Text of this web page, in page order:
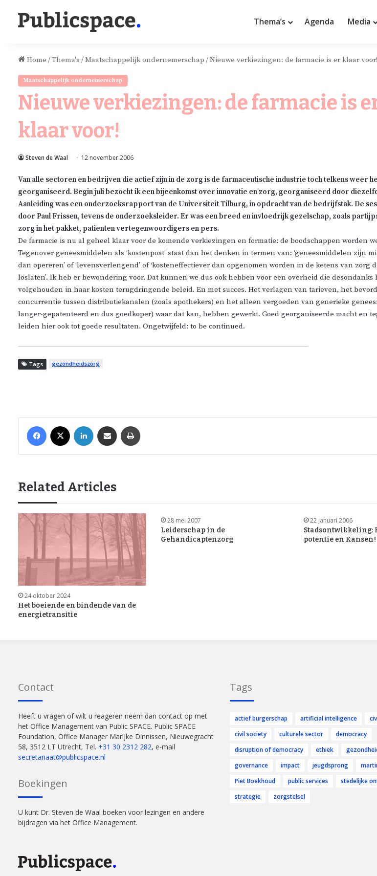
Thema’s Agenda Media
Home /Thema's /Maatschappelijk ondernemerschap /Nieuwe verkiezingen: de farmacie is er klaar voor!
Maatschappelijk ondernemerschap
Nieuwe verkiezingen: de farmacie is
klaar voor!
Steven de Waal 12 november 2006
Van alle sectoren en bedrijven die actief zijn in de zorg is de farmaceutische industrie toch telkens weer
georganiseerd. Begin juli bezocht ik een bijeenkomst over innovatie en zorg, georganiseerd door
Aanleiding was een onderzoeksrapport van de Universiteit Tilburg, in opdracht van de bedrijfstak. De
door Paul Frissen, tevens de onderzoeksleider. Er was een breed en invloedrijk gezelschap, zoals
zorg in het pakket, patienten vertegenwoordigers en pers.
De farmacie is nu al geheel klaar voor de komende verkiezingen en formatie: de boodschappen worden
Tegenover geneesmiddelen als ‘kostenpost’ staat dan het denken in termen van: ‘geneesmiddelen zijn
dan opereren’ of ‘levensverlengend’ of ‘kosteneffectiever dan opgenomen worden in de ketens van zorg
loslaten’. Ik heb er bewondering voor. Dat kunnen we dus ook hebben voor een overheid die desondanks
volgehouden in haar kosten terugdringende beleid. En met succes. Het verlagen van tarieven, het
concurrentie tussen distributiekanalen (zoals apothekers) en het alleen vergoeden van generieke
langer-gepatenteerd en dus goedkoper) waar dat kan, hebben gewerkt. Goed georganiseerde macht en
leiden hier ook tot goede resultaten. Ongetwijfeld: to be continued.
Tags gezondheidszorg
Related Articles
24 oktober 2024
Het boeiende en bindende van de
energietransitie
28 mei 2007
Leiderschap in de
Gehandicaptenzorg
22 januari 2006
Stadsontwikkeling:
potentie en Kansen!
Contact
Heeft u vragen of wilt u reageren neem dan contact op met
het Office Management van Public SPACE. Public SPACE
Foundation, Office Manager Marijke Dinnissen, Nieuwegracht
58, 3512 LT Utrecht, Tel. +31 30 2312 282, e-mail
secretariaat@publicspace.nl
Boekingen
U kunt Dr. Steven de Waal boeken voor lezingen en andere
bijdragen via het Office Management.
Tags
actief burgerschap artificial intelligence
civil society
culturele sector
democracy
disruption of democracy
ethiek
governance
impact jeugdsprong
Piet Boekhoud
public services
stedelijke
strategie
zorgstelsel